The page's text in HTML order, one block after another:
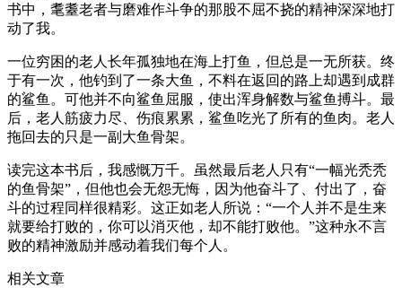
书中，耄耋老者与磨难作斗争的那股不屈不挠的精神深深地打
动了我。
一位穷困的老人长年孤独地在海上打鱼，但总是一无所获。终
于有一次，他钓到了一条大鱼，不料在返回的路上却遇到成群
的鲨鱼。可他并不向鲨鱼屈服，使出浑身解数与鲨鱼搏斗。最
后，老人筋疲力尽、伤痕累累，鲨鱼吃光了所有的鱼肉。老人
拖回去的只是一副大鱼骨架。
读完这本书后，我感慨万千。虽然最后老人只有“一幅光秃秃
的鱼骨架”，但他也会无怨无悔，因为他奋斗了、付出了，奋
斗的过程同样很精彩。这正如老人所说：“一个人并不是生来
就要给打败的，你可以消灭他，却不能打败他。”这种永不言
败的精神激励并感动着我们每个人。
相关文章